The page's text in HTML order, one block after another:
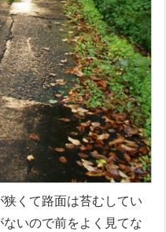
くて路面は苔むしてい
いので前をよく見てな